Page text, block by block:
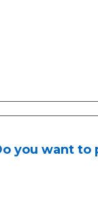
you want